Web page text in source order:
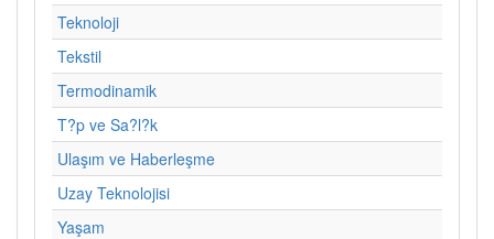
Teknoloji
Tekstil
Termodinamik
T?p ve Sa?l?k
Ulaşım ve Haberleşme
Uzay Teknolojisi
Yaşam